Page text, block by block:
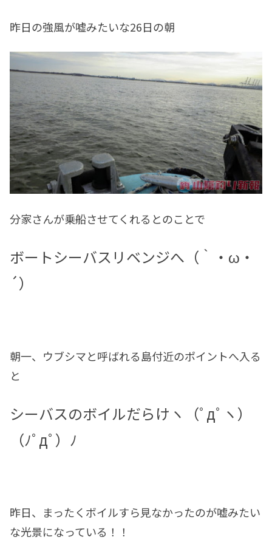
昨日の強風が嘘みたいな26日の朝
分家さんが乗船させてくれるとのことで
ボートシーバスリベンジへ（｀・ω・
´）
朝一、ウブシマと呼ばれる島付近のポイントへ入る
と
シーバスのボイルだらけヽ（ﾟдﾟヽ）
（ﾉﾟдﾟ）ﾉ
昨日、まったくボイルすら見なかったのが嘘みたい
な光景になっている！！